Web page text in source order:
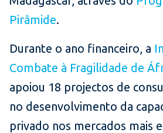
Pirâmide.
Durante o ano financeiro, a
Combate à Fragilidade de
apoiou 18 projectos de
no desenvolvimento da
privado nos mercados mais